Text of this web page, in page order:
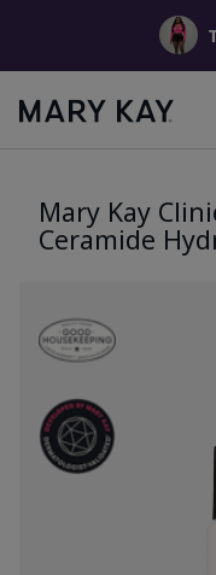
Mary Kay
Ceramide